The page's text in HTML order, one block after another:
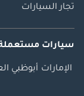
تجار السيارات
سيارات
الإمارات أبوظبي